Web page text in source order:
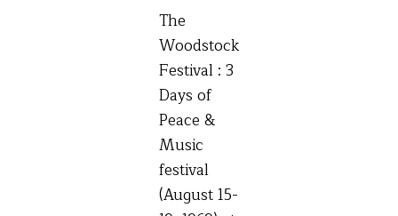
The
Woodstock
Festival : 3
Days of
Peace &
Music
festival
(August 15-